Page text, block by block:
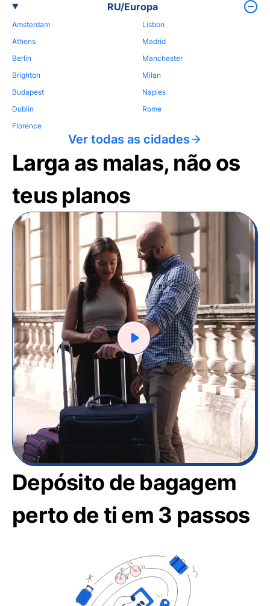
RU/Europa
Amsterdam
Athens
Berlin
Brighton
Budapest
Dublin
Florence
Lisbon
Madrid
Manchester
Milan
Naples
Rome
Ver todas as cidades
Larga as malas, não os
teus planos
Depósito de bagagem
perto de ti em 3 passos